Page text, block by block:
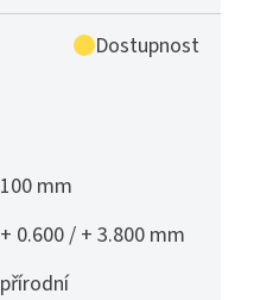
Dostupnost
100 mm
+ 0.600 / + 3.800 mm
přírodní